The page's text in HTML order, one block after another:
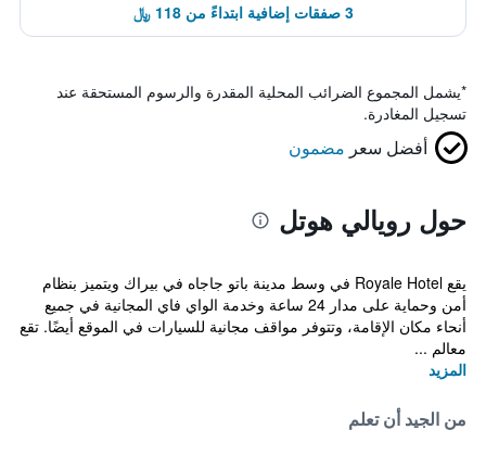
3 صفقات إضافية ابتداءً من 118 ﷼
*يشمل المجموع الضرائب المحلية المقدرة والرسوم المستحقة عند
تسجيل المغادرة.
أفضل سعر مضمون
حول رويالي هوتل
يقع Royale Hotel في وسط مدينة باتو جاجاه في بيراك ويتميز بنظام
أمن وحماية على مدار 24 ساعة وخدمة الواي فاي المجانية في جميع
أنحاء مكان الإقامة، وتتوفر مواقف مجانية للسيارات في الموقع أيضًا. تقع
معالم ...
المزيد
من الجيد أن تعلم